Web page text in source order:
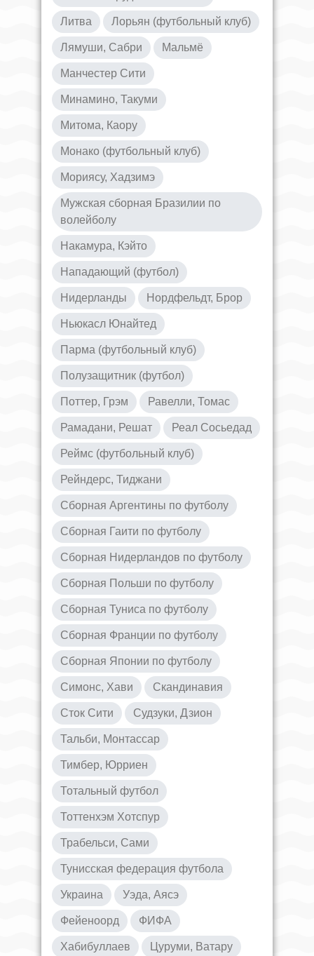
Литва Лорьян (футбольный клуб)
Лямуши, Сабри Мальмё
Манчестер Сити
Минамино, Такуми
Митома, Каору
Монако (футбольный клуб)
Мориясу, Хадзимэ
Мужская сборная Бразилии по
волейболу
Накамура, Кэйто
Нападающий (футбол)
Нидерланды Нордфельдт, Брор
Ньюкасл Юнайтед
Парма (футбольный клуб)
Полузащитник (футбол)
Поттер, Грэм Равелли, Томас
Рамадани, Решат Реал Сосьедад
Реймс (футбольный клуб)
Рейндерс, Тиджани
Сборная Аргентины по футболу
Сборная Гаити по футболу
Сборная Нидерландов по футболу
Сборная Польши по футболу
Сборная Туниса по футболу
Сборная Франции по футболу
Сборная Японии по футболу
Симонс, Хави Скандинавия
Сток Сити Судзуки, Дзион
Тальби, Монтассар
Тимбер, Юрриен
Тотальный футбол
Тоттенхэм Хотспур
Трабельси, Сами
Тунисская федерация футбола
Украина Уэда, Аясэ
Фейеноорд ФИФА
Хабибуллаев Цуруми, Ватару